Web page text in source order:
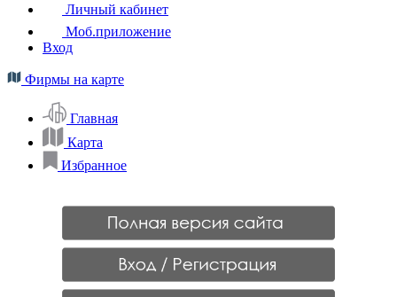
Личный кабинет
Моб.приложение
Вход
Фирмы на карте
Главная
Карта
Избранное